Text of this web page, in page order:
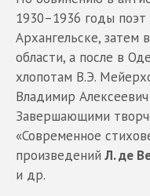
1930–1936 годы поэт
Архангельске, затем
области, а после в
хлопотам В.Э.
Владимир
Завершающими
«Современное
произведенийЛ. де
и др.